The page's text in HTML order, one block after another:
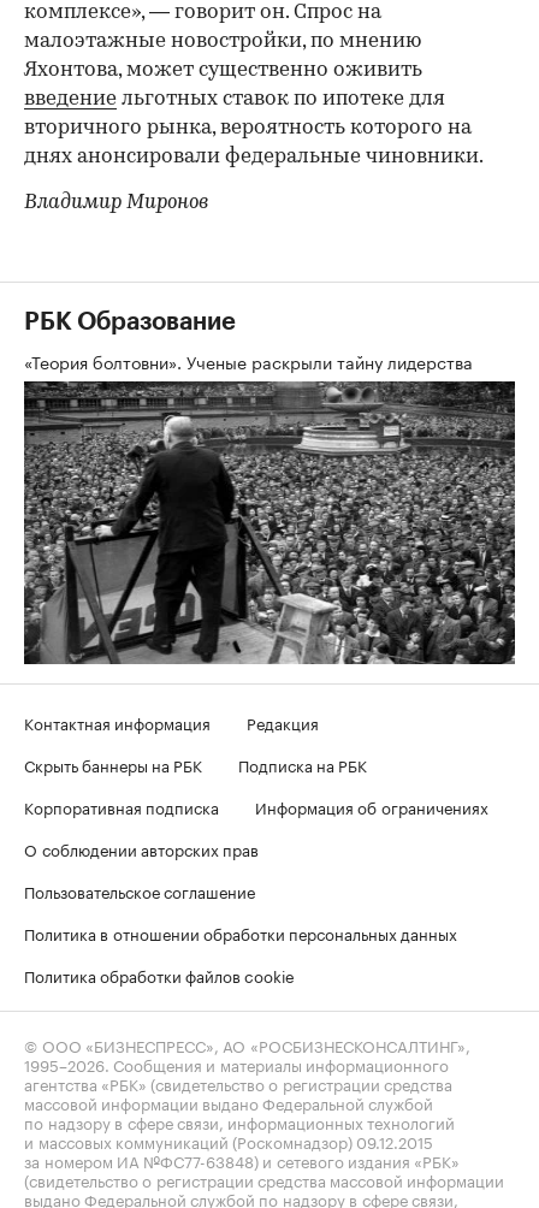
комплексе», — говорит он. Спрос на
малоэтажные новостройки, по мнению
Яхонтова, может существенно оживить
введение льготных ставок по ипотеке для
вторичного рынка, вероятность которого на
днях анонсировали федеральные чиновники.
Владимир Миронов
РБК Образование
«Теория болтовни». Ученые раскрыли тайну лидерства
Контактная информация
Редакция
Скрыть баннеры на РБК
Подписка на РБК
Корпоративная подписка
Информация об ограничениях
О соблюдении авторских прав
Пользовательское соглашение
Политика в отношении обработки персональных данных
Политика обработки файлов cookie
© ООО «БИЗНЕСПРЕСС», АО «РОСБИЗНЕСКОНСАЛТИНГ»,
1995–2026 . Сообщения и материалы информационного
агентства «РБК» (свидетельство о регистрации средства
массовой информации выдано Федеральной службой
по надзору в сфере связи, информационных технологий
и массовых коммуникаций (Роскомнадзор) 09.12.2015
за номером ИА №ФС77-63848) и сетевого издания «РБК»
(свидетельство о регистрации средства массовой информации
выдано Федеральной службой по надзору в сфере связи,